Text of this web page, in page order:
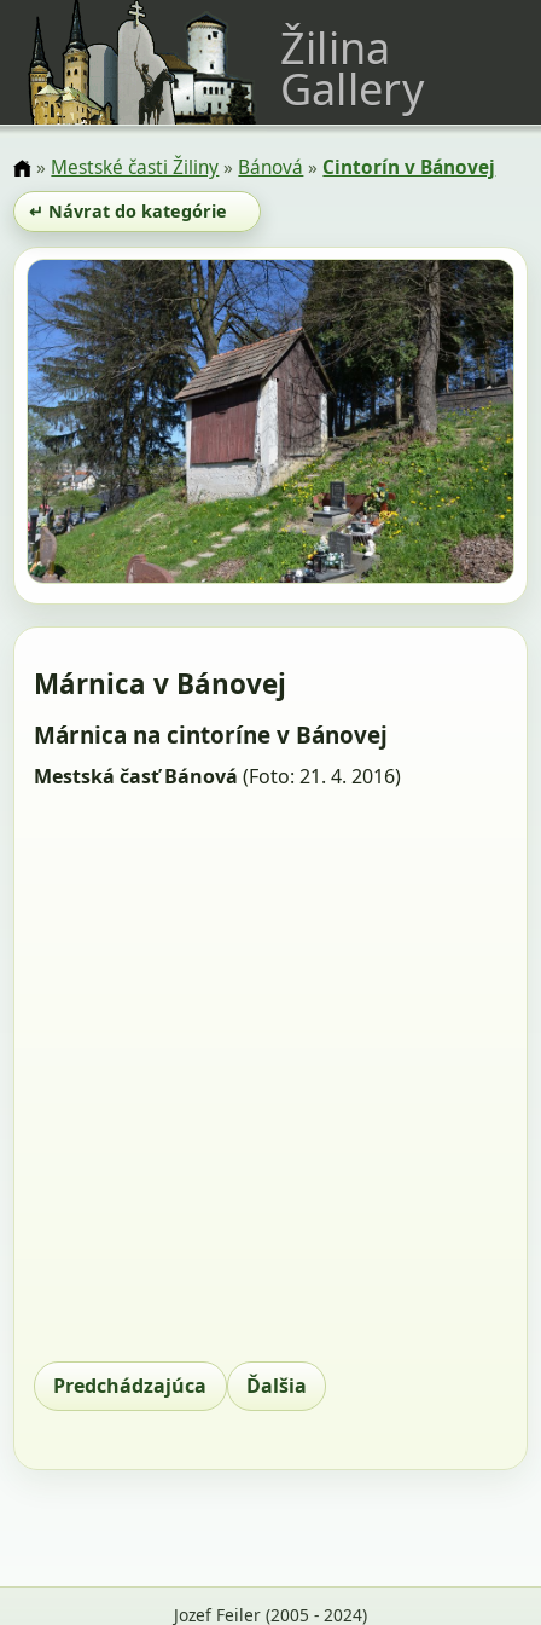
Žilina
Gallery
» Mestské časti Žiliny» Bánová » Cintorín v Bánovej
↵ Návrat do kategórie
Márnica v Bánovej
Márnica na cintoríne v Bánovej
Mestská časť Bánová(Foto: 21. 4. 2016)
Predchádzajúca Ďalšia
Jozef Feiler (2005 - 2024)